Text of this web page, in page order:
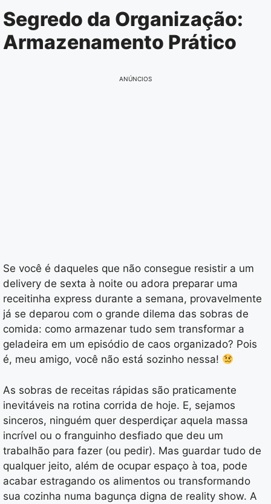
Pular
para
o
Segredo da Organização:
Armazenamento Prático
ANÚNCIOS
Se você é daqueles que não consegue resistir a um
delivery de sexta à noite ou adora preparar uma
receitinha express durante a semana, provavelmente
já se deparou com o grande dilema das sobras de
comida: como armazenar tudo sem transformar a
geladeira em um episódio de caos organizado? Pois
é, meu amigo, você não está sozinho nessa!
As sobras de receitas rápidas são praticamente
inevitáveis na rotina corrida de hoje. E, sejamos
sinceros, ninguém quer desperdiçar aquela massa
incrível ou o franguinho desfiado que deu um
trabalhão para fazer (ou pedir). Mas guardar tudo de
qualquer jeito, além de ocupar espaço à toa, pode
acabar estragando os alimentos ou transformando
sua cozinha numa bagunça digna de reality show. A